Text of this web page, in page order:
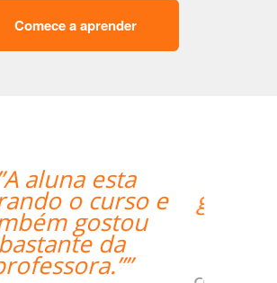
Comece a aprender
teacher is very
and I had a great
with her!””
Mustafa Hussain